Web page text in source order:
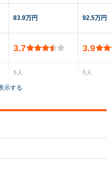
83.9万円
3.7
5人
5ドア
92.5万円
3.9
5人
示する